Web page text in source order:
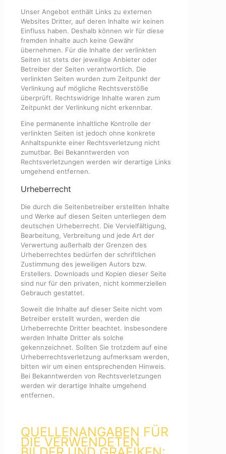
Unser Angebot enthält Links zu externen
Websites Dritter, auf deren Inhalte wir keinen
Einfluss haben. Deshalb können wir für diese
fremden Inhalte auch keine Gewähr
übernehmen. Für die Inhalte der verlinkten
Seiten ist stets der jeweilige Anbieter oder
Betreiber der Seiten verantwortlich. Die
verlinkten Seiten wurden zum Zeitpunkt der
Verlinkung auf mögliche Rechtsverstöße
überprüft. Rechtswidrige Inhalte waren zum
Zeitpunkt der Verlinkung nicht erkennbar.
Eine permanente inhaltliche Kontrolle der
verlinkten Seiten ist jedoch ohne konkrete
Anhaltspunkte einer Rechtsverletzung nicht
zumutbar. Bei Bekanntwerden von
Rechtsverletzungen werden wir derartige Links
umgehend entfernen.
Urheberrecht
Die durch die Seitenbetreiber erstellten Inhalte
und Werke auf diesen Seiten unterliegen dem
deutschen Urheberrecht. Die Vervielfältigung,
Bearbeitung, Verbreitung und jede Art der
Verwertung außerhalb der Grenzen des
Urheberrechtes bedürfen der schriftlichen
Zustimmung des jeweiligen Autors bzw.
Erstellers. Downloads und Kopien dieser Seite
sind nur für den privaten, nicht kommerziellen
Gebrauch gestattet.
Soweit die Inhalte auf dieser Seite nicht vom
Betreiber erstellt wurden, werden die
Urheberrechte Dritter beachtet. Insbesondere
werden Inhalte Dritter als solche
gekennzeichnet. Sollten Sie trotzdem auf eine
Urheberrechtsverletzung aufmerksam werden,
bitten wir um einen entsprechenden Hinweis.
Bei Bekanntwerden von Rechtsverletzungen
werden wir derartige Inhalte umgehend
entfernen.
QUELLENANGABEN FÜR
DIE VERWENDETEN